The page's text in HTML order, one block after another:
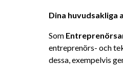
Dina huvudsakliga
Som
entreprenörs- och
dessa, exempelvis